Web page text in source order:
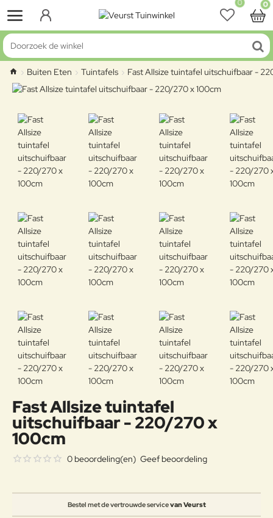
0 0
Doorzoek de winkel
home
Buiten Eten Tuintafels Fast Allsize tuintafel uitschuifbaar -
Fast Allsize tuintafel
uitschuifbaar - 220/270 x
100cm
Bestel met de vertrouwde servicevan Veurst
0 beoordeling(en) Geef beoordeling